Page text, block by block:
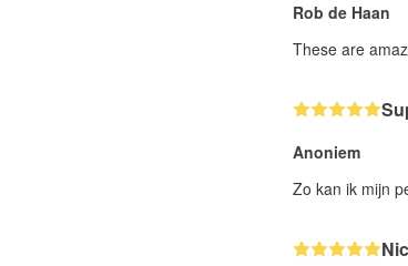
Rob de Haan
These are
Anoniem
Zo kan ik mijn